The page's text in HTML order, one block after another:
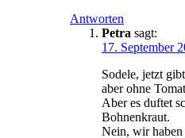
Antworten
Petra sagt:
17. September
Sodele, jetzt
aber ohne
Aber es duftet
Bohnenkraut.
Nein, wir haben